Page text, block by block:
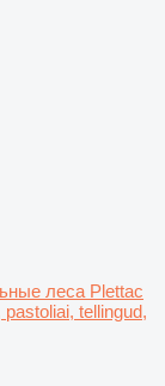
леса Plettac
tellingud,